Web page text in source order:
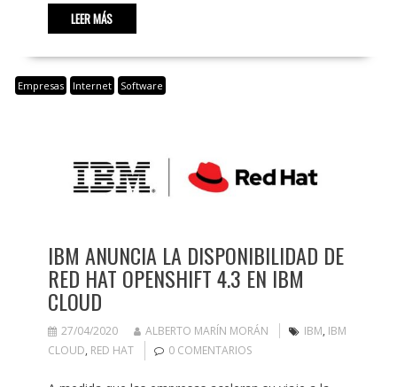
LEER MÁS
Empresas Internet Software
IBM ANUNCIA LA DISPONIBILIDAD DE
RED HAT OPENSHIFT 4.3 EN IBM
CLOUD
27/04/2020 ALBERTO MARÍN MORÁN IBM, IBM
CLOUD, RED HAT 0 COMENTARIOS